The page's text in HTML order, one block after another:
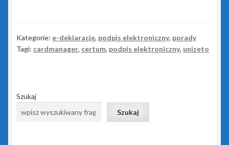
Monitoring wizyjny
Oprogramowanie
Poradniki – oprogramowanie
Kategorie: e-deklaracje, podpis elektroniczny, porady
Tagi: cardmanager, certum, podpis elektroniczny, unizeto
Szukaj
Szukaj